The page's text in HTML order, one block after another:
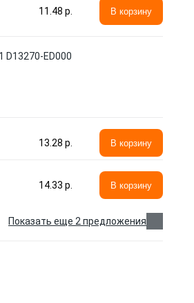
11.48 p. В корзину
D13270-ED000
13.28 p. В корзину
14.33 p. В корзину
Показать еще 2 предложения